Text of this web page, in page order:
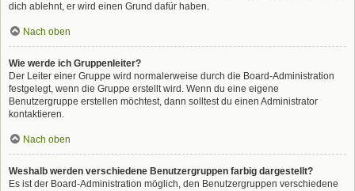
dich ablehnt, er wird einen Grund dafür haben.
Nach oben
Wie werde ich Gruppenleiter?
Der Leiter einer Gruppe wird normalerweise durch die Board-Administration
festgelegt, wenn die Gruppe erstellt wird. Wenn du eine eigene
Benutzergruppe erstellen möchtest, dann solltest du einen Administrator
kontaktieren.
Nach oben
Weshalb werden verschiedene Benutzergruppen farbig dargestellt?
Es ist der Board-Administration möglich, den Benutzergruppen verschiedene